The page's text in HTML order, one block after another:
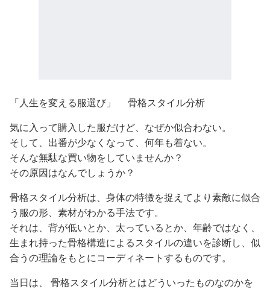
「人生を変える服選び」 骨格スタイル分析
気に入って購入した服だけど、なぜか似合わない。
そして、出番が少なくなって、何年も着ない。
そんな無駄な買い物をしていませんか？
その原因はなんでしょうか？
骨格スタイル分析は、身体の特徴を捉えてより素敵に似合
う服の形、素材がわかる手法です。
それは、背が低いとか、太っているとか、年齢ではなく、
生まれ持った骨格構造によるスタイルの違いを診断し、似
合うの理論をもとにコーディネートするものです。
当日は、 骨格スタイル分析とはどういったものなのかを